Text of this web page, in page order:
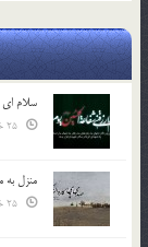
سلام
منزل به